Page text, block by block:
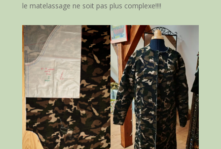
le matelassage ne soit pas plus complexe!!!!